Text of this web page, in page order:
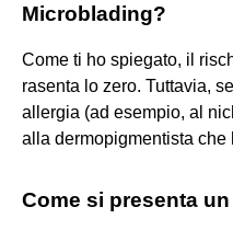
Microblading?
Come ti ho spiegato, il
rasenta lo zero. Tuttavia,
allergia (ad esempio, al
alla dermopigmentista che
Come si presenta